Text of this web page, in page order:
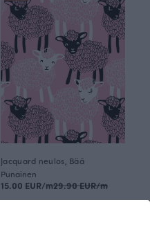
Jacquard neulos, Bää
Punainen
15.00 EUR/m29.90 EUR/m